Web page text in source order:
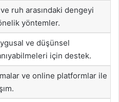
ruh arasındaki dengeyi
yöntemler.
ve düşünsel
için destek.
ve online platformlar ile